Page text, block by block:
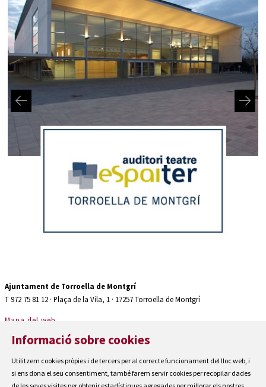
Ajuntament de Torroella de Montgrí
T 972 75 81 12 · Plaça de la Vila, 1 · 17257 Torroella de Montgrí
Mapa del web
Avís Legal
Cookies
Informació sobre cookies
Utilitzem cookies pròpies i de tercers per al correcte funcionament del lloc web, i
si ens dona el seu consentiment, també farem servir cookies per recopilar dades